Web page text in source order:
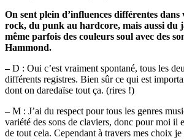
On sent plein d’influences différentes
rock, du punk au hardcore, mais aussi du
même parfois des couleurs soul avec des
Hammond.
–D : Oui c’est vraiment spontané, tous les
différents registres. Bien sûr ce qui est
dont on daredaïse tout ça. (rires !)
–M : J’ai du respect pour tous les genres
variété des sons de claviers, donc pour moi il
de tout cela. Cependant à travers mes choix